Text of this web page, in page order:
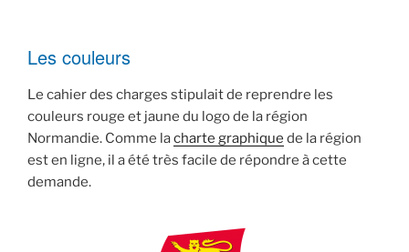
Les couleurs
Le cahier des charges stipulait de reprendre les
couleurs rouge et jaune du logo de la région
Normandie. Comme lacharte graphique de la région
est en ligne, il a été très facile de répondre à cette
demande.